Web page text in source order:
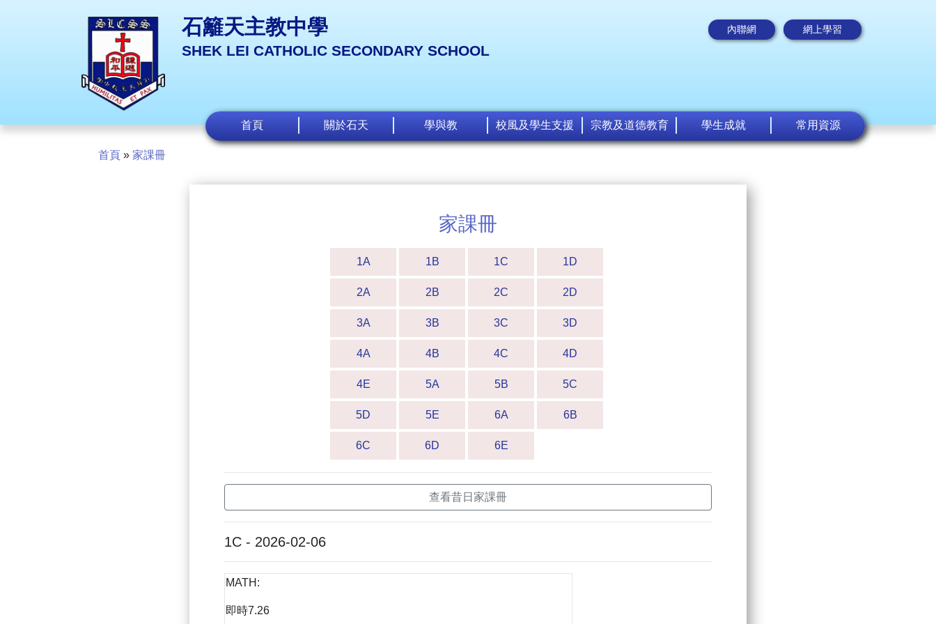
石籬天主教中學
SHEK LEI CATHOLIC SECONDARY SCHOOL
內聯網 網上學習
首頁 關於石天 學與教 校風及學生支援 宗教及道德教育 學生成就 常用資源
首頁 » 家課冊
家課冊
1A 1B 1C 1D
2A 2B 2C 2D
3A 3B 3C 3D
4A 4B 4C 4D
4E 5A 5B 5C
5D 5E 6A 6B
6C 6D 6E
查看昔日家課冊
1C - 2026-02-06
MATH:
即時7.26